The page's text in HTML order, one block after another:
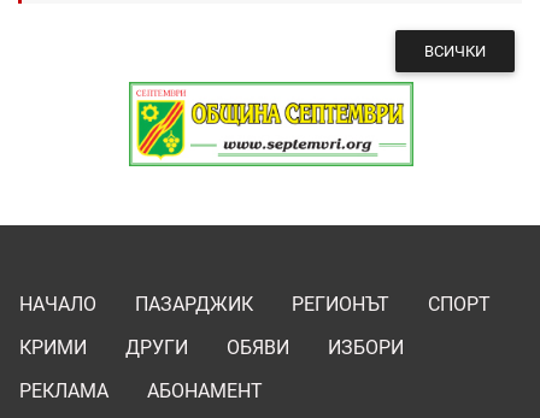
ВСИЧКИ
НАЧАЛО ПАЗАРДЖИК РЕГИОНЪТ
СПОРТ
КРИМИ
ДРУГИ ОБЯВИ
ИЗБОРИ
РЕКЛАМА
АБОНАМЕНТ